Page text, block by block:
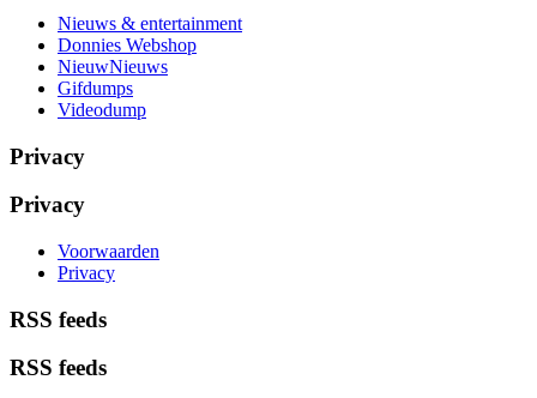
Nieuws & entertainment
Donnies Webshop
NieuwNieuws
Gifdumps
Videodump
Privacy
Privacy
Voorwaarden
Privacy
RSS feeds
RSS feeds